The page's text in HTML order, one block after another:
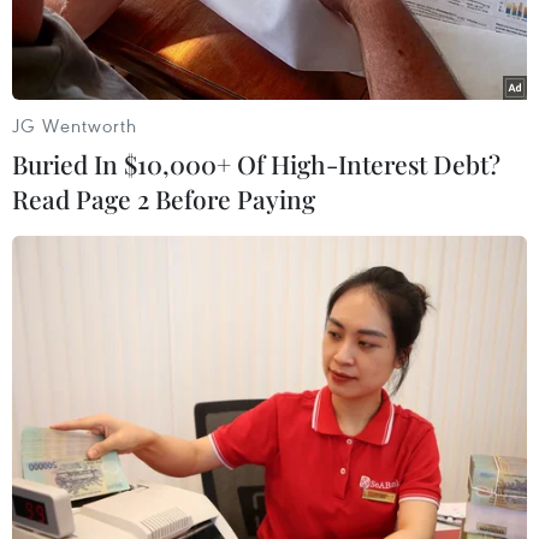
Lực lượng Cảnh sát Giao thông Công an tỉnh Điện Biên phát
quà cho người dân trên đường về quê ăn Tết năm 2023. (Ảnh:
Xuân Tư/TTXVN)
Phó Thủ tướng Chính phủ Trần Lưu Quang vừa
ký Công điện số 1300/CĐ-TTg ngày 5/12 của Thủ
tướng Chính phủ về bảo đảm trật tự, an toàn
JG Wentworth
Buried In $10,000+ Of High-Interest Debt?
Read Page 2 Before Paying